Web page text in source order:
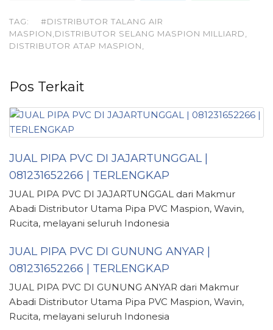
TAG:
#DISTRIBUTOR TALANG AIR
MASPION,DISTRIBUTOR SELANG MASPION MILLIARD,
DISTRIBUTOR ATAP MASPION,
Pos Terkait
JUAL PIPA PVC DI JAJARTUNGGAL |
081231652266 | TERLENGKAP
JUAL PIPA PVC DI JAJARTUNGGAL dari Makmur
Abadi Distributor Utama Pipa PVC Maspion, Wavin,
Rucita, melayani seluruh Indonesia
JUAL PIPA PVC DI GUNUNG ANYAR |
081231652266 | TERLENGKAP
JUAL PIPA PVC DI GUNUNG ANYAR dari Makmur
Abadi Distributor Utama Pipa PVC Maspion, Wavin,
Rucita, melayani seluruh Indonesia